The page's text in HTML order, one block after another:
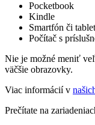
Pocketbook
Kindle
Smartfón či
Počítač s
Nie je možné meniť
väčšie obrazovky.
Viac informácií v
Prečítate na